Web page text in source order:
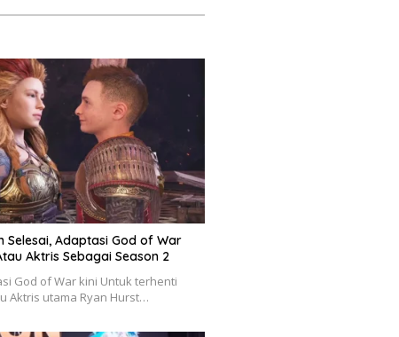
Selesai, Adaptasi God of War
Aktris Sebagai Season 2
God of War kini Untuk terhenti
Aktris utama Ryan Hurst…